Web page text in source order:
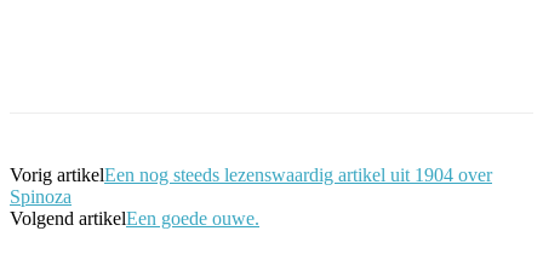
Vorig artikelEen nog steeds lezenswaardig artikel uit 1904 over
Spinoza
Volgend artikelEen goede ouwe.